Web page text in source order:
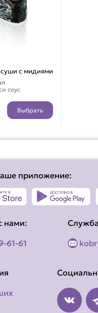
с мидиями
соус
Выбрать
приложение:
нами:
61-61